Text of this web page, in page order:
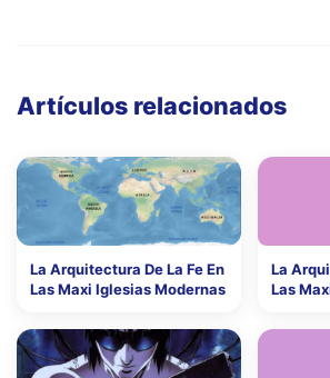
Artículos relacionados
La Arquitectura De La Fe En
Las Maxi Iglesias Modernas
La
Las